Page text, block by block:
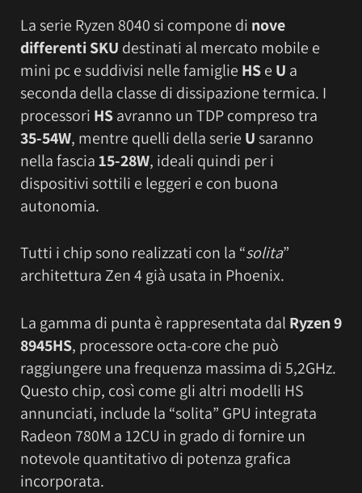
La serie Ryzen 8040 si compone di nove
differenti SKU destinati al mercato mobile e
mini pc e suddivisi nelle famiglie HSe U a
seconda della classe di dissipazione termica. I
processori HSavranno un TDP compreso tra
35-54W, mentre quelli della serie Usaranno
nella fascia15-28W, ideali quindi per i
dispositivi sottili e leggeri e con buona
autonomia.
Tutti i chip sono realizzati con la “solita”
architettura Zen 4 già usata in Phoenix.
La gamma di punta è rappresentata dal Ryzen 9
8945HS, processore octa-core che può
raggiungere una frequenza massima di 5,2GHz.
Questo chip, così come gli altri modelli HS
annunciati, include la “solita” GPU integrata
Radeon 780M a 12CU in grado di fornire un
notevole quantitativo di potenza grafica
incorporata.